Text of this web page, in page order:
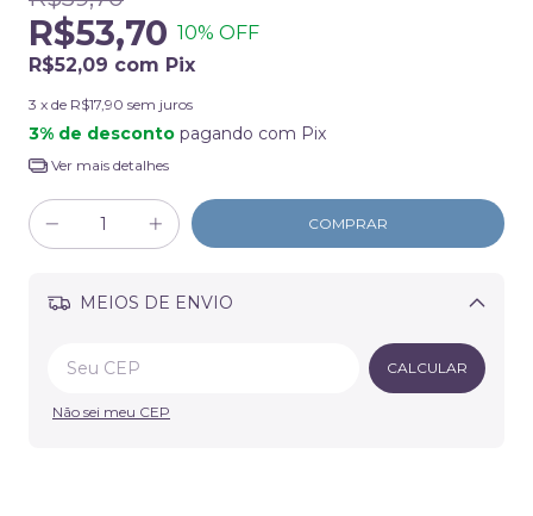
R$53,70 10% OFF
R$52,09 com Pix
3 x de R$17,90 sem juros
3% de desconto pagando com Pix
Ver mais detalhes
MEIOS DE ENVIO
Alterar CEP
CALCULAR
Não sei meu CEP